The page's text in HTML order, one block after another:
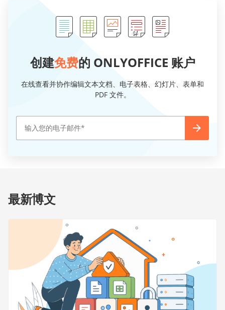
创建免费的 ONLYOFFICE 账户
在线查看并协作编辑文本文档、电子表格、幻灯片、表单和
PDF 文件。
最新博文